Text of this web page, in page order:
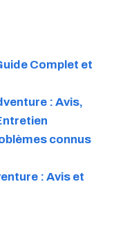
Complet et
: Avis,
connus
: Avis et